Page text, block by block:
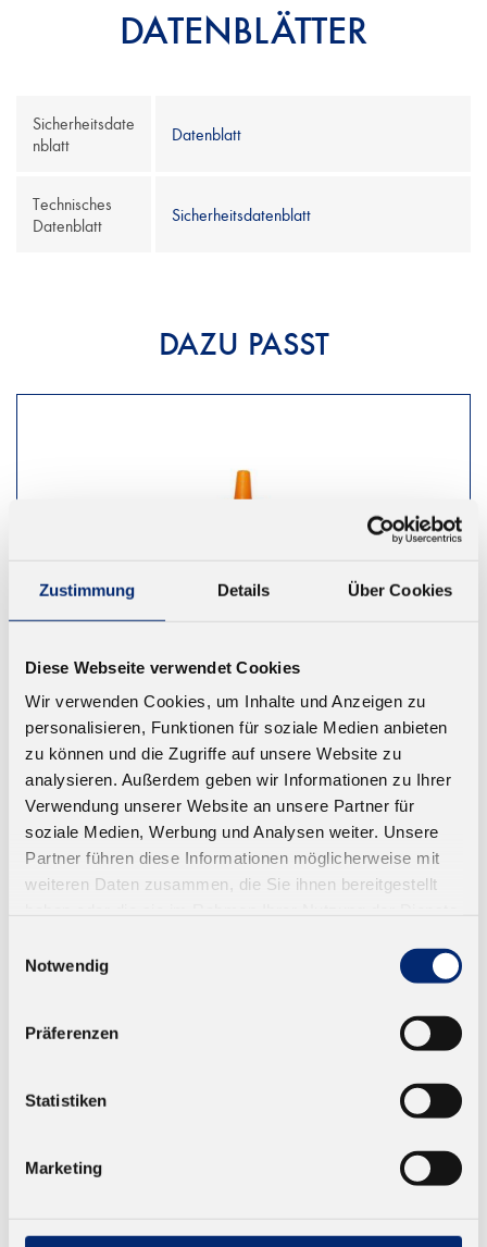
Zustimmung Details Über Cookies
Diese Webseite verwendet Cookies
Wir verwenden Cookies, um Inhalte und Anzeigen zu
personalisieren, Funktionen für soziale Medien anbieten
zu können und die Zugriffe auf unsere Website zu
analysieren. Außerdem geben wir Informationen zu Ihrer
Verwendung unserer Website an unsere Partner für
soziale Medien, Werbung und Analysen weiter. Unsere
Partner führen diese Informationen möglicherweise mit
weiteren Daten zusammen, die Sie ihnen bereitgestellt
Notwendig
Präferenzen
Statistiken
Marketing
DATENBLÄTTER
Sicherheitsdate
nblatt
Datenblatt
Technisches
Datenblatt
Sicherheitsdatenblatt
DAZU PASST
304.3 Härter
D4 Härter für PVAC Klebstoffe. Farbe: gelblich-